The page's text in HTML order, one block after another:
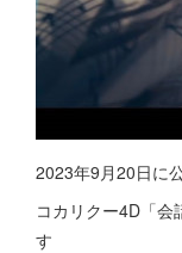
2023年9月20日に
コカリクー4D「会
す